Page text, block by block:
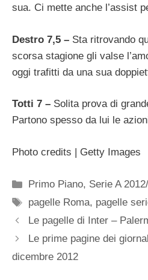
sua. Ci mette anche l’assist
Destro 7,5 – Sta ritrovando
scorsa stagione gli valse
oggi trafitti da una sua
Totti 7 – Solita prova di
Partono spesso da lui le
Photo credits | Getty Images
Categorie
Primo Piano, Serie A
Tag
pagelle Roma, pagelle
Le pagelle di Inter –
Le prime pagine dei
dicembre 2012